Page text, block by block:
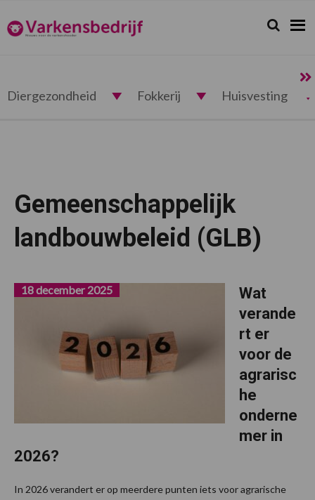
de
hoofdnavigatie
de
hoofd
de
voettekst
Varkensbedrijf.nl Zoeken...
Zoek
Diergezondheid Fokkerij Huisvesting
Gemeenschappelijk
landbouwbeleid (GLB)
Wat
verande
rt er
voor de
agrarisc
he
onderne
mer in
2026?
18 december 2025
In 2026 verandert er op meerdere punten iets voor agrarische